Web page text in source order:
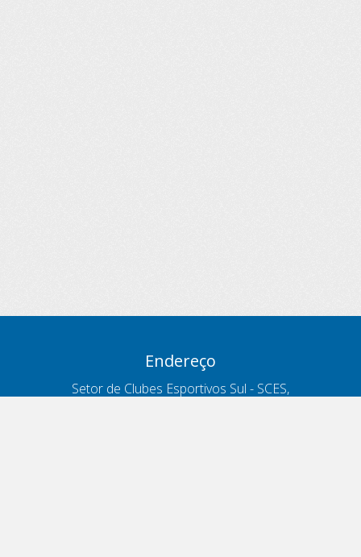
Endereço
Setor de Clubes Esportivos Sul - SCES,